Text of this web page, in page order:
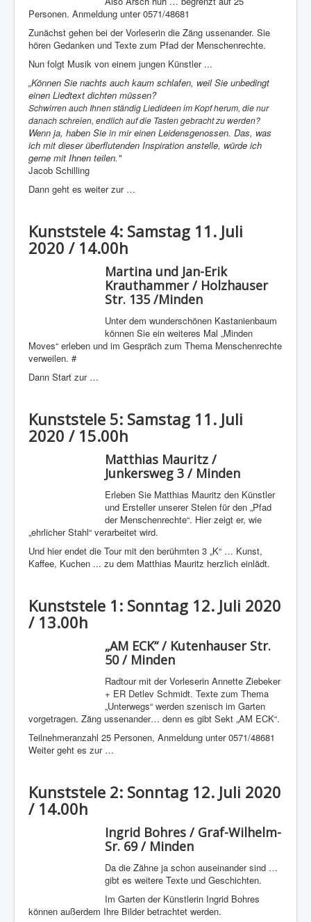
Personen. Anmeldung unter 0571/48681
Zunächst gehen bei der Vorleserin die Zäng ussenander. Sie
hören Gedanken und Texte zum Pfad der Menschenrechte.
Nun folgt Musik von einem jungen Künstler ...
„Können Sie nachts auch kaum schlafen, weil Sie unbedingt
einen Liedtext dichten müssen?
Schwirren auch Ihnen ständig Liedideen im Kopf herum, die nur
danach schreien, endlich auf die Tasten gebracht zu werden?
Wenn ja, haben Sie in mir einen Leidensgenossen. Das, was
ich mit dieser überflutenden Inspiration anstelle, würde ich
gerne mit Ihnen teilen."
Jacob Schilling
Dann geht es weiter zur …
Kunststele 4: Samstag 11. Juli
2020 / 14.00h
Martina und Jan-Erik
Krauthammer / Holzhauser
Str. 135 /Minden
Unter dem wunderschönen Kastanienbaum
können Sie ein weiteres Mal „Minden
Moves“ erleben und im Gespräch zum Thema Menschenrechte
verweilen. #
Dann Start zur …
Kunststele 5: Samstag 11. Juli
2020 / 15.00h
Matthias Mauritz /
Junkersweg 3 / Minden
Erleben Sie Matthias Mauritz den Künstler
und Ersteller unserer Stelen für den „Pfad
der Menschenrechte“. Hier zeigt er, wie
„ehrlicher Stahl“ verarbeitet wird.
Und hier endet die Tour mit den berühmten 3 „K“ … Kunst,
Kaffee, Kuchen ... zu dem Matthias Mauritz herzlich einlädt.
Kunststele 1: Sonntag 12. Juli 2020
/ 13.00h
„AM ECK“ / Kutenhauser Str.
50 / Minden
Radtour mit der Vorleserin Annette Ziebeker
+ ER Detlev Schmidt. Texte zum Thema
„Unterwegs“ werden szenisch im Garten
vorgetragen. Zäng ussenander… denn es gibt Sekt „AM ECK“.
Teilnehmeranzahl 25 Personen, Anmeldung unter 0571/48681
Weiter geht es zur …
Kunststele 2: Sonntag 12. Juli 2020
/ 14.00h
Ingrid Bohres / Graf-Wilhelm-
Sr. 69 / Minden
Da die Zähne ja schon auseinander sind …
gibt es weitere Texte und Geschichten.
Im Garten der Künstlerin Ingrid Bohres
können außerdem Ihre Bilder betrachtet werden.